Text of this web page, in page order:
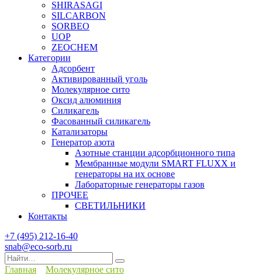
SHIRASAGI
SILCARBON
SORBEO
UOP
ZEOCHEM
Категории
Адсорбент
Активированный уголь
Молекулярное сито
Оксид алюминия
Силикагель
Фасованный силикагель
Катализаторы
Генератор азота
Азотные станции адсорбционного типа
Мембранные модули SMART FLUXX и
генераторы на их основе
Лабораторные генераторы газов
ПРОЧЕЕ
СВЕТИЛЬНИКИ
Контакты
+7 (495) 212-16-40
snab@eco-sorb.ru
Search
for:
Главная Молекулярное сито